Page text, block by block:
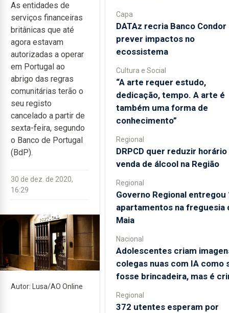
As entidades de
serviços financeiras
britânicas que até
agora estavam
autorizadas a operar
em Portugal ao
abrigo das regras
comunitárias terão o
seu registo
cancelado a partir de
sexta-feira, segundo
o Banco de Portugal
(BdP).
30 de dez. de 2020,
16:29
Autor: Lusa/AO Online
Capa
DATAz recria Banco Condor
prever impactos no
ecossistema
Cultura e Social
“A arte requer estudo,
dedicação, tempo. A arte é
também uma forma de
conhecimento”
Regional
DRPCD quer reduzir horário
venda de álcool na Região
Regional
Governo Regional entregou
apartamentos na freguesia
Maia
Nacional
Adolescentes criam
colegas nuas com IA como
fosse brincadeira, mas é
Regional
372 utentes esperam por